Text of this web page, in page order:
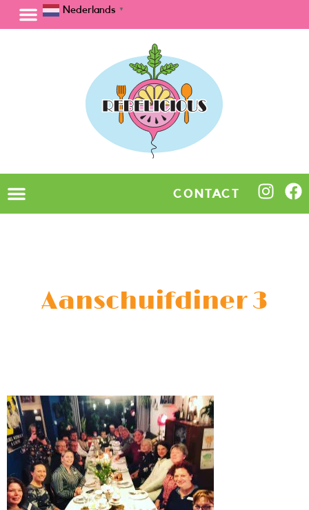
Nederlands ▼
CONTACT
Aanschuifdiner 3